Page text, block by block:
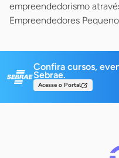
empreendedorismo
Empreendedores
Confira cursos,
Sebrae.
Acesse o Portal